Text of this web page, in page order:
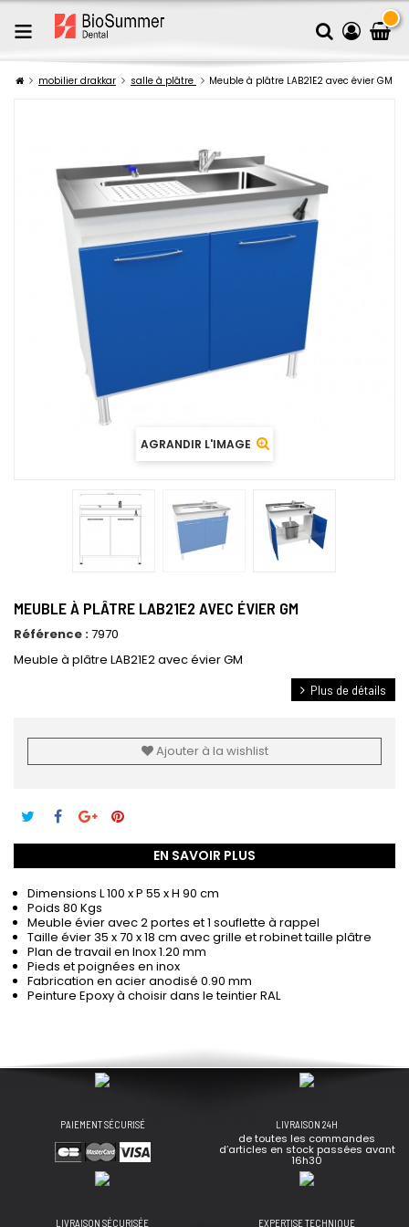
mobilier drakkar salle à plâtre Meuble à plâtre LAB21E2 avec évier GM
AGRANDIR L'IMAGE
MEUBLE À PLÂTRE LAB21E2 AVEC ÉVIER GM
Référence :7970
Meuble à plâtre LAB21E2 avec évier GM
Plus de détails
Ajouter à la wishlist
EN SAVOIR PLUS
Dimensions L 100 x P 55 x H 90 cm
Poids 80 Kgs
Meuble évier avec 2 portes et 1 souflette à rappel
Taille évier 35 x 70 x 18 cm avec grille et robinet taille plâtre
Plan de travail en Inox 1.20 mm
Pieds et poignées en inox
Fabrication en acier anodisé 0.90 mm
Peinture Epoxy à choisir dans le teintier RAL
PAIEMENT SÉCURISÉ LIVRAISON 24H
de toutes les commandes
d’articles en stock passées avant
16h30
LIVRAISON SÉCURISÉE EXPERTISE TECHNIQUE